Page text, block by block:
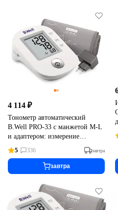
4 114 ₽
Тонометр автоматический
B.Well PRO-33 с манжетой M-L
и адаптером: измерение
давления и пульса, индикатор
аритмии
5 336 завтра
завтра